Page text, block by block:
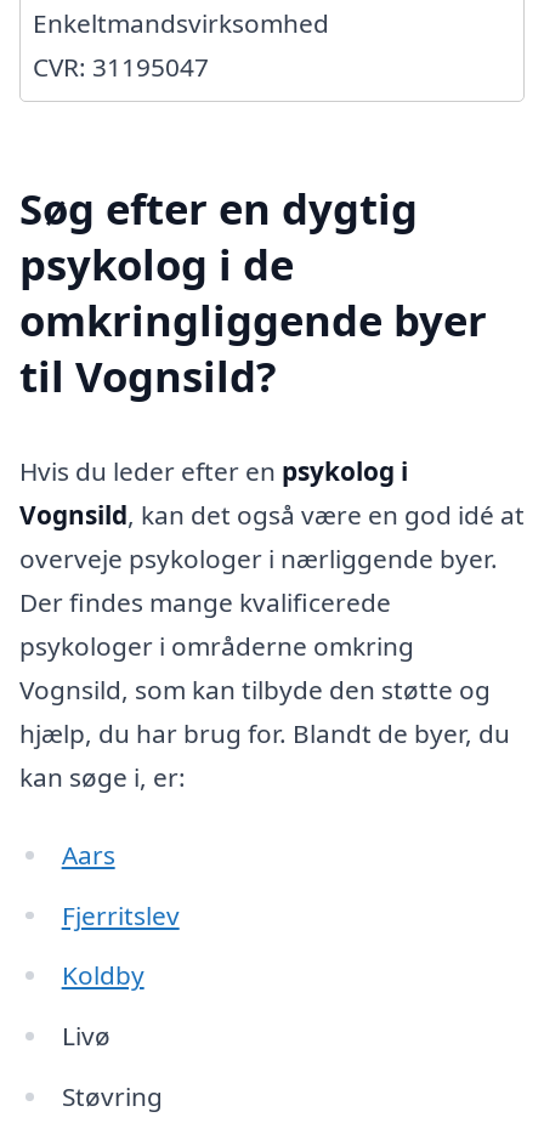
Enkeltmandsvirksomhed
CVR: 31195047
Søg efter en dygtig
psykolog i de
omkringliggende byer
til Vognsild?
Hvis du leder efter en psykolog i
Vognsild, kan det også være en god idé at
overveje psykologer i nærliggende byer.
Der findes mange kvalificerede
psykologer i områderne omkring
Vognsild, som kan tilbyde den støtte og
hjælp, du har brug for. Blandt de byer, du
kan søge i, er:
Aars
Fjerritslev
Koldby
Livø
Støvring